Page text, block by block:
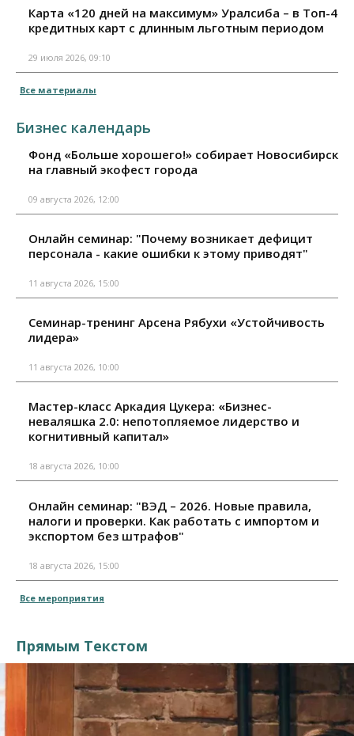
Карта «120 дней на максимум» Уралсиба – в Топ-4
кредитных карт с длинным льготным периодом
29 июля 2026, 09:10
Все материалы
Бизнес календарь
Фонд «Больше хорошего!» собирает Новосибирск
на главный экофест города
09 августа 2026, 12:00
Онлайн семинар: "Почему возникает дефицит
персонала - какие ошибки к этому приводят"
11 августа 2026, 15:00
Семинар-тренинг Арсена Рябухи «Устойчивость
лидера»
11 августа 2026, 10:00
Мастер-класс Аркадия Цукера: «Бизнес-
неваляшка 2.0: непотопляемое лидерство и
когнитивный капитал»
18 августа 2026, 10:00
Онлайн семинар: "ВЭД – 2026. Новые правила,
налоги и проверки. Как работать с импортом и
экспортом без штрафов"
18 августа 2026, 15:00
Все мероприятия
Прямым Текстом